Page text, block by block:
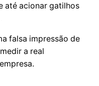
até acionar gatilhos
falsa impressão de
a real